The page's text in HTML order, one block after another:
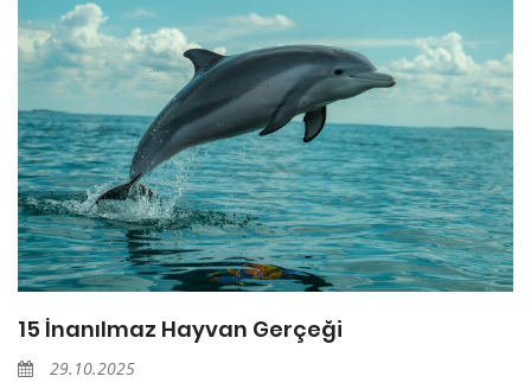
15 İnanılmaz Hayvan Gerçeği
29.10.2025